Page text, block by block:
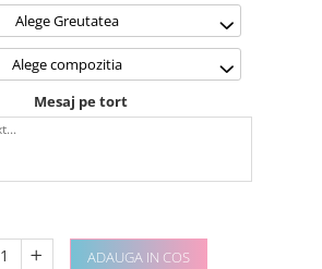
Alege Greutatea
Alege compozitia
Mesaj pe tort
ADAUGA IN COS